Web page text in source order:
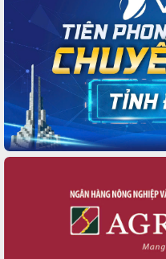
Tổ chức trang trọng Lễ hội Đền thờ
Lương Văn Chánh năm 2026
Phó Bí thư Tỉnh ủy Đắk Lắk Đỗ Hữu
Huy giữ chức Bí thư Đảng ủy Ủy Ban
Nhân dân tỉnh
Bệnh án điện tử thúc đẩy chuyển đổi
số y tế tại Đắk Lắk
Chuyển đổi số thư viện: Mở rộng
không gian tri thức trong thời đại số
chức diễn tập trước ngày bầu cử
Chương trình “Gặp gỡ hữu nghị –
Friendship Meeting New Year 2026”
Bầu cử Quốc hội và HĐND: Cử tri Đắk